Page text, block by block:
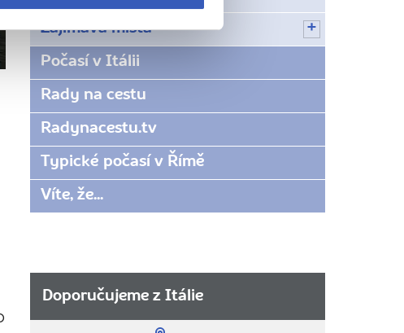
Zajímavá místa
Počasí v Itálii
Rady na cestu
Radynacestu.tv
Typické počasí v Římě
Víte, že...
Doporučujeme z Itálie